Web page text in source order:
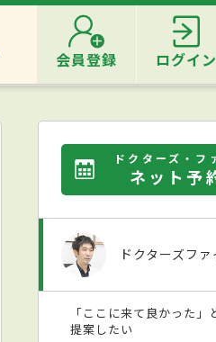
会員登録 ログイン
ドクターズ・フ
ネット予
ドクターズフ
「ここに来て良かった」
提案したい